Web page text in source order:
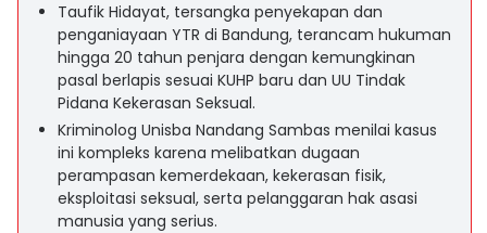
Taufik Hidayat, tersangka penyekapan dan
penganiayaan YTR di Bandung, terancam hukuman
hingga 20 tahun penjara dengan kemungkinan
pasal berlapis sesuai KUHP baru dan UU Tindak
Pidana Kekerasan Seksual.
Kriminolog Unisba Nandang Sambas menilai kasus
ini kompleks karena melibatkan dugaan
perampasan kemerdekaan, kekerasan fisik,
eksploitasi seksual, serta pelanggaran hak asasi
manusia yang serius.